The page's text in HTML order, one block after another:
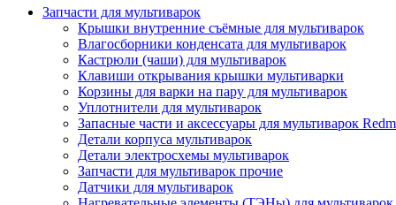
Запчасти для мультиварок
Крышки внутренние съёмные для мультиварок
Влагосборники конденсата для мультиварок
Кастрюли (чаши) для мультиварок
Клавиши открывания крышки мультиварки
Корзины для варки на пару для мультиварок
Уплотнители для мультиварок
Запасные части и аксессуары для мультиварок
Детали корпуса мультиварок
Детали электросхемы мультиварок
Запчасти для мультиварок прочие
Датчики для мультиварок